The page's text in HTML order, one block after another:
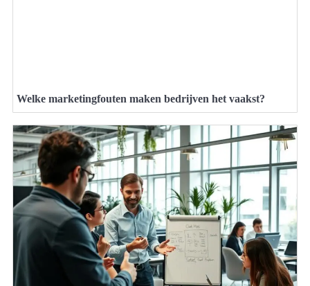
Welke marketingfouten maken bedrijven het vaakst?